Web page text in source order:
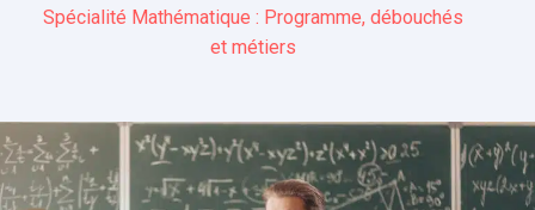
Spécialité Mathématique : Programme, débouchés
et métiers